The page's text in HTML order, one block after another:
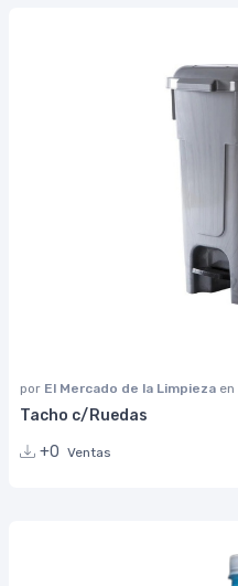
por El Mercado de la Limpieza en
Tacho c/Ruedas
+0 Ventas